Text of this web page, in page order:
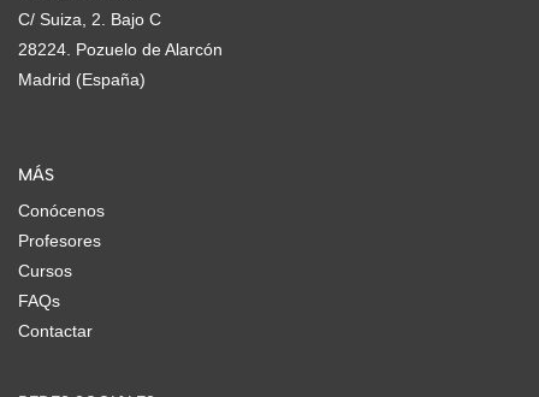
C/ Suiza, 2. Bajo C
28224. Pozuelo de Alarcón
Madrid (España)
MÁS
Conócenos
Profesores
Cursos
FAQs
Contactar